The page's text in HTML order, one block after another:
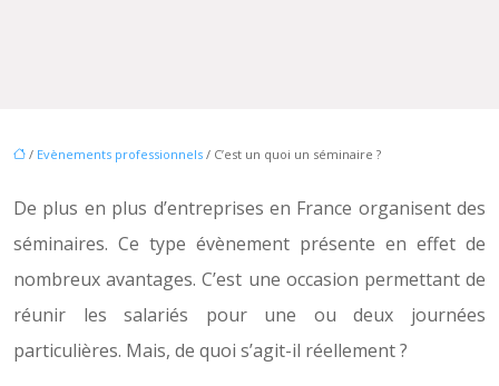
/ Evènements professionnels / C’est un quoi un séminaire ?
De plus en plus d’entreprises en France organisent des
séminaires. Ce type évènement présente en effet de
nombreux avantages. C’est une occasion permettant de
réunir les salariés pour une ou deux journées
particulières. Mais, de quoi s’agit-il réellement ?